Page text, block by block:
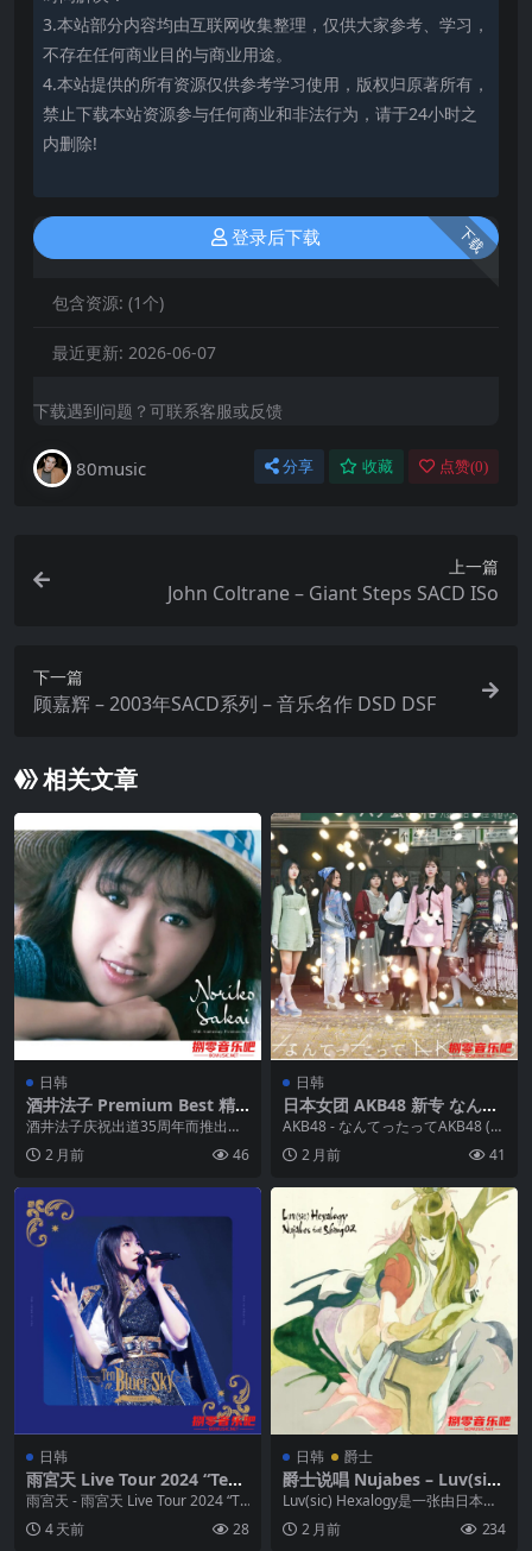
3.本站部分内容均由互联网收集整理，仅供大家参考、学习，
不存在任何商业目的与商业用途。
4.本站提供的所有资源仅供参考学习使用，版权归原著所有，
禁止下载本站资源参与任何商业和非法行为，请于24小时之
内删除!
下载
登录后下载
包含资源: (1个)
最近更新: 2026-06-07
下载遇到问题？可联系客服或反馈
80music 分享 收藏 点赞(0)
上一篇
John Coltrane – Giant Steps SACD ISo
下一篇
顾嘉辉 – 2003年SACD系列 – 音乐名作 DSD DSF
相关文章
日韩
酒井法子 Premium Best 精
选集 ALAC
酒井法子庆祝出道35周年而推出的
精选辑《35th Anniversary Pre...
2 月前 46
日韩
日本女团 AKB48 新专 なんて
ったってAKB48
AKB48 - なんてったってAKB48 (2
024 12 25) FLAC 2...
2 月前 41
日韩
雨宮天 Live Tour 2024 “Ten
to Bluer Sky”
雨宮天 - 雨宮天 Live Tour 2024 “Te
n to Bluer S...
4 天前 28
日韩 爵士
爵士说唱 Nujabes – Luv(sic)
Hexalogy
Luv(sic) Hexalogy是一张由日本制
作人Nujabes 和日本嘻哈艺...
2 月前 234